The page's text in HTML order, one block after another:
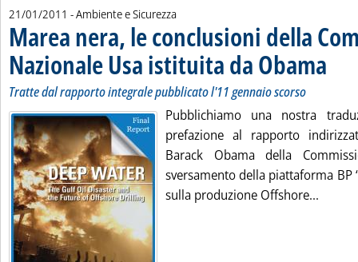
21/01/2011 - Ambiente e Sicurezza
Marea nera, le conclusioni della
Nazionale Usa istituita da Obama
Tratte dal rapporto integrale pubblicato l'11 gennaio scorso
Pubblichiamo una nostra
prefazione al rapporto
Barack Obama della
sversamento della piattaforma BP
sulla produzione Offshore...